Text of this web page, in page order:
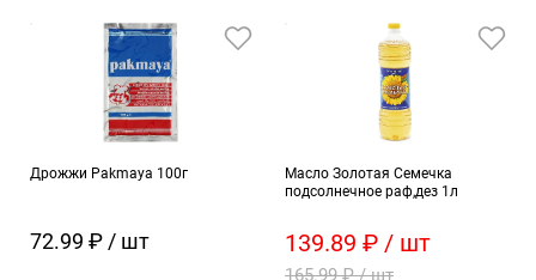
Дрожжи Pakmaya 100г
72.99 ₽ / шт
Масло Золотая Семечка
подсолнечное раф,дез 1л
139.89 ₽ / шт
165.99 ₽ / шт